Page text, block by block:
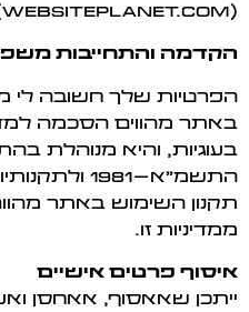
הקדמה והתחייבות
הפרטיות שלך חשובה לי
באתר מהווים הסכמה
בעוגיות, והיא מנוהלת
התשמ"א–1981 ולתקנותיו.
תקנון השימוש באתר
ממדיניות זו.
איסוף פרטים אישיים
ייתכן שאאסוף, אאחסן